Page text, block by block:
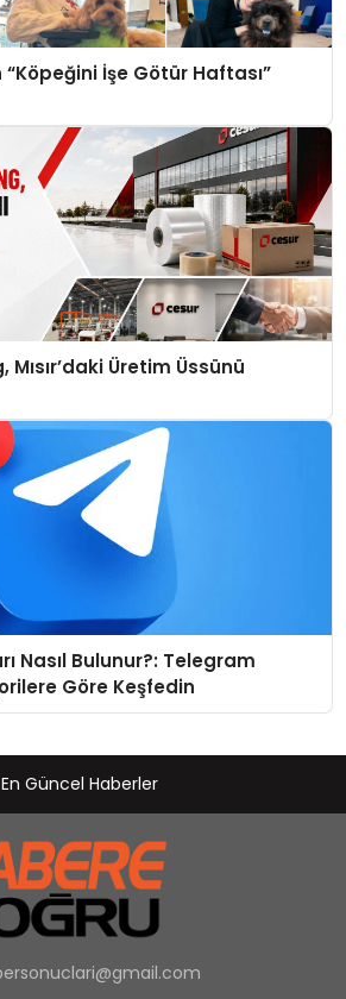
İşe Götür Haftası”
Üretim Üssünü
Nasıl Bulunur?: Telegram
Göre Keşfedin
En Güncel Haberler